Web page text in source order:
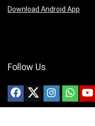
Download Android App
Follow Us